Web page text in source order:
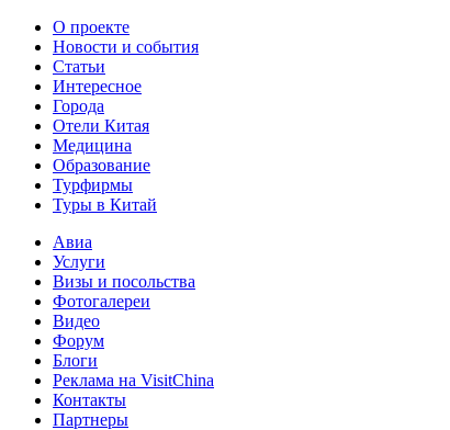
О проекте
Новости и события
Статьи
Интересное
Города
Отели Китая
Медицина
Образование
Турфирмы
Туры в Китай
Авиа
Услуги
Визы и посольства
Фотогалереи
Видео
Форум
Блоги
Реклама на VisitChina
Контакты
Партнеры